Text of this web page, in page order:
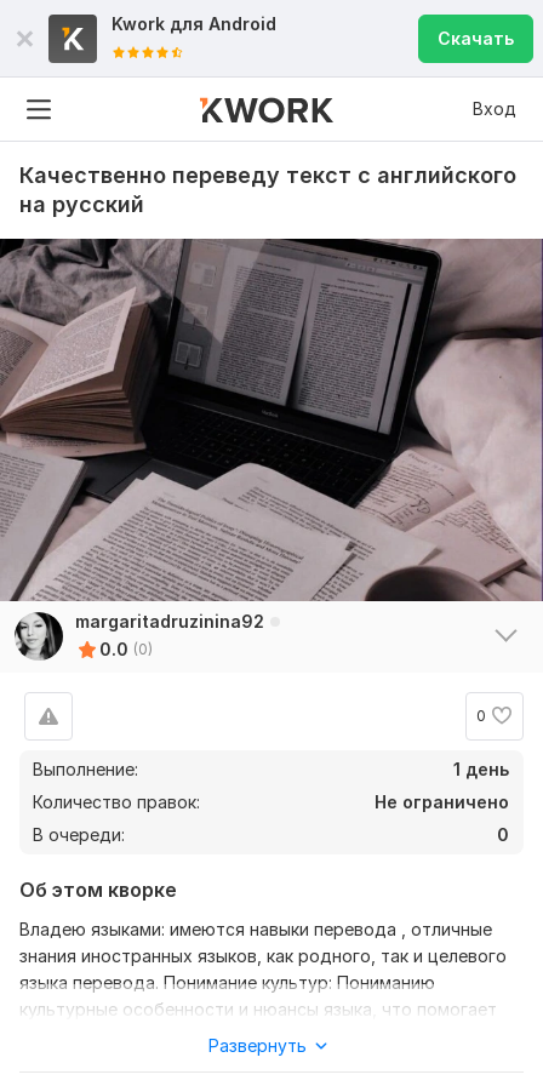
Kwork для Android
Скачать
Вход
Качественно переведу текст с английского
на русский
margaritadruzinina92
0.0 (0)
0
Выполнение:
1 день
Количество правок:
Не ограничено
В очереди:
0
Об этом кворке
Владею языками: имеются навыки перевода , отличные
знания иностранных языков, как родного, так и целевого
языка перевода. Понимание культур: Пониманию
культурные особенности и нюансы языка, что помогает
точно передавать смысл и контекст переводимого текста.
Развернуть